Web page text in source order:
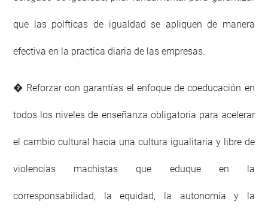
que las polfticas de igualdad se apliquen de manera
efectiva en la practica diaria de las empresas.
� Reforzar con garantías el enfoque de coeducación en
todos los niveles de enseñanza obligatoria para acelerar
el cambio cultural hacia una cultura igualitaria y libre de
violencias machistas que eduque en la
corresponsabilidad, la equidad, la autonomía y la